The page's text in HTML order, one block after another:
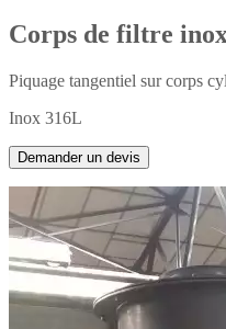
Corps de filtre
Piquage tangentiel sur corps
Inox 316L
Demander un devis